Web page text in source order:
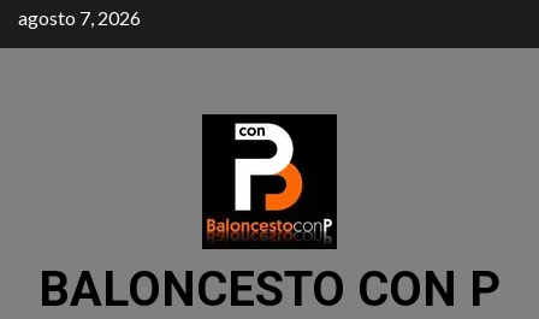
agosto 7, 2026
BALONCESTO CON P